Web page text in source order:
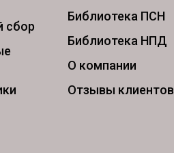
сбор
Библиотека ПСН
Библиотека НПД
О компании
Отзывы клиентов